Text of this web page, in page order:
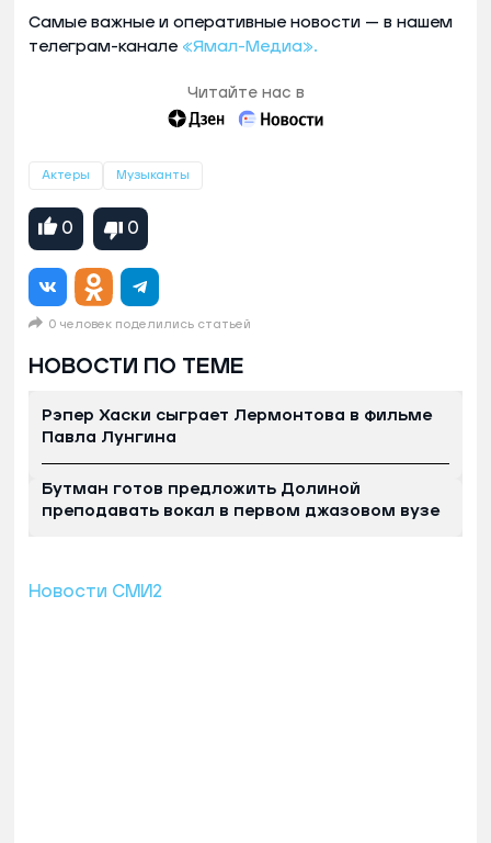
Самые важные и оперативные новости — в нашем
телеграм-канале «Ямал-Медиа».
Читайте нас в
Актеры Музыканты
0 0
0 человек поделились статьей
НОВОСТИ ПО ТЕМЕ
Рэпер Хаски сыграет Лермонтова в фильме
Павла Лунгина
Бутман готов предложить Долиной
преподавать вокал в первом джазовом вузе
Новости СМИ2